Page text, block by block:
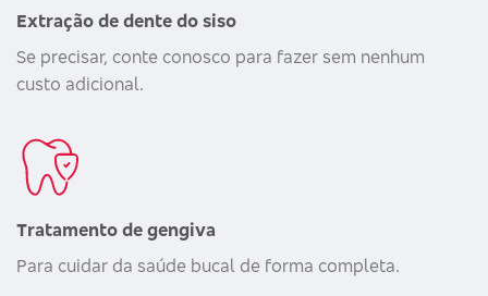
Extração de dente do siso
Se precisar, conte conosco para fazer sem nenhum
custo adicional.
Tratamento de gengiva
Para cuidar da saúde bucal de forma completa.